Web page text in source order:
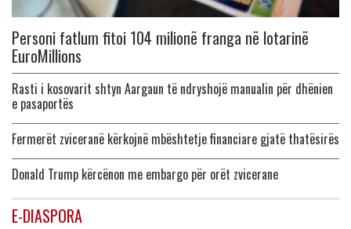
Personi fatlum fitoi 104 milionë franga në lotarinë
EuroMillions
Rasti i kosovarit shtyn Aargaun të ndryshojë manualin për dhënien
e pasaportës
Fermerët zviceranë kërkojnë mbështetje financiare gjatë thatësirës
Donald Trump kërcënon me embargo për orët zvicerane
E-DIASPORA